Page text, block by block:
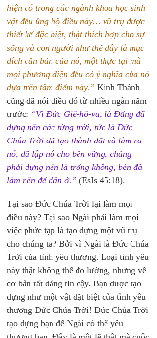
hiện có trong các ngành khoa học sinh
vật đều ủng hộ điều này… vũ trụ được
thiết kế đặc biệt, thật thích hợp cho sự
sống và con người như thể đây là mục
đích căn bản của nó, một thực tại mà
mọi phương diện đều có ý nghĩa của nó
dựa trên tâm điểm này.” Kinh Thánh
cũng đã nói điều đó từ nhiều ngàn năm
trước: “Vì Đức Giê-hô-va, là Đấng đã
dựng nên các từng trời, tức là Đức
Chúa Trời đã tạo thành đất và làm ra
nó, đã lập nó cho bền vững, chẳng
phải dựng nên là trống không, bèn đã
làm nên để dân ở.” (EsIs 45:18).
Tại sao Đức Chúa Trời lại làm mọi
điều này? Tại sao Ngài phải làm mọi
việc phức tạp là tạo dựng một vũ trụ
cho chúng ta? Bởi vì Ngài là Đức Chúa
Trời của tình yêu thương. Loại tình yêu
này thật không thể đo lường, nhưng về
cơ bản rất đáng tin cậy. Bạn được tạo
dựng như một vật đặt biệt của tình yêu
thương Đức Chúa Trời! Đức Chúa Trời
tạo dựng bạn để Ngài có thể yêu